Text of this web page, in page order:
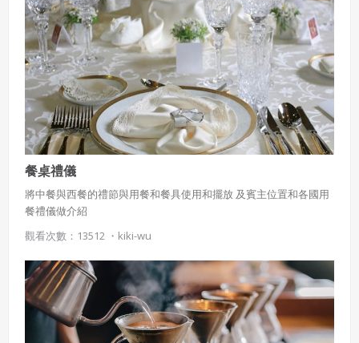
餐桌禮儀
將中餐與西餐的禮節與用餐和餐具使用和擺放 及賓主位置和各國用
餐禮儀做介紹
觀看次數：13512 ・ kiki-wu